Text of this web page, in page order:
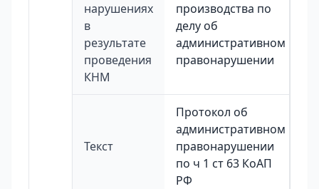
нарушениях
в
результате
проведения
КНМ
производства по
делу об
административном
правонарушении
Текст
Протокол об
административном
правонарушении
по ч 1 ст 63 КоАП
РФ